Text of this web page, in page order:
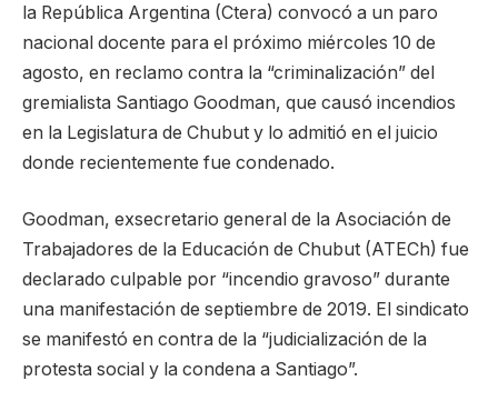
la República Argentina (Ctera) convocó a un paro
nacional docente para el próximo miércoles 10 de
agosto, en reclamo contra la “criminalización” del
gremialista Santiago Goodman, que causó incendios
en la Legislatura de Chubut y lo admitió en el juicio
donde recientemente fue condenado.
Goodman, exsecretario general de la Asociación de
Trabajadores de la Educación de Chubut (ATECh) fue
declarado culpable por “incendio gravoso” durante
una manifestación de septiembre de 2019. El sindicato
se manifestó en contra de la “judicialización de la
protesta social y la condena a Santiago”.